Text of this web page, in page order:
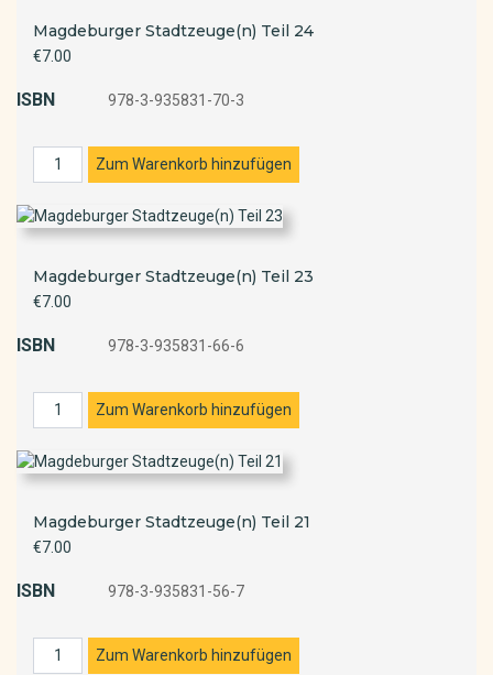
Magdeburger Stadtzeuge(n) Teil 24
€7.00
ISBN 978-3-935831-70-3
Magdeburger Stadtzeuge(n) Teil 23
€7.00
ISBN 978-3-935831-66-6
Magdeburger Stadtzeuge(n) Teil 21
€7.00
ISBN 978-3-935831-56-7